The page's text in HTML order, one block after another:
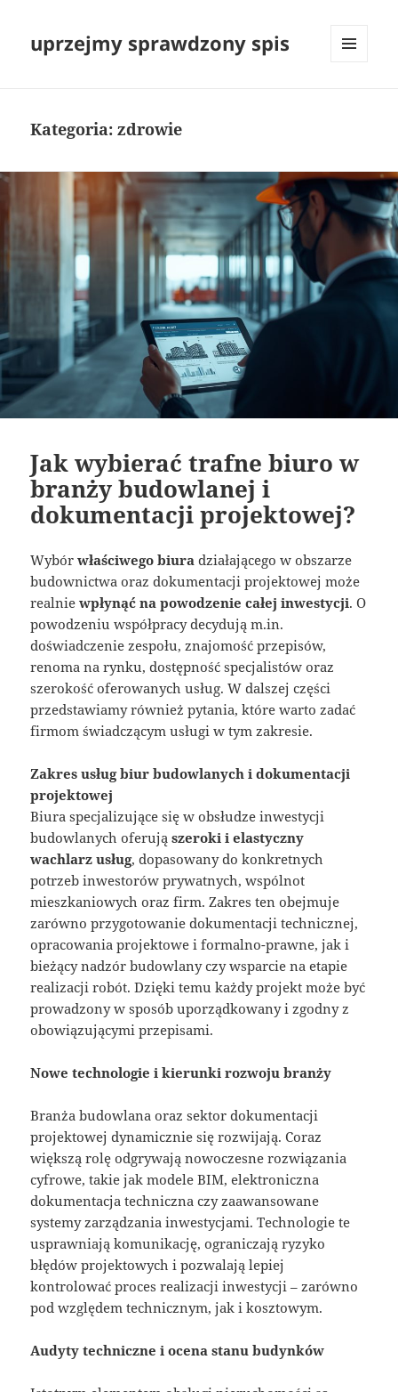
uprzejmy sprawdzony spis
Kategoria:zdrowie
Jak wybierać trafne biuro w
branży budowlanej i
dokumentacji projektowej?
Wybórwłaściwego biura działającego w obszarze
budownictwa oraz dokumentacji projektowej może
realniewpłynąć na powodzenie całej inwestycji. O
powodzeniu współpracy decydują m.in.
doświadczenie zespołu, znajomość przepisów,
renoma na rynku, dostępność specjalistów oraz
szerokość oferowanych usług. W dalszej części
przedstawiamy również pytania, które warto zadać
firmom świadczącym usługi w tym zakresie.
Zakres usług biur budowlanych i dokumentacji
projektowej
Biura specjalizujące się w obsłudze inwestycji
budowlanych oferująszeroki i elastyczny
wachlarz usług, dopasowany do konkretnych
potrzeb inwestorów prywatnych, wspólnot
mieszkaniowych oraz firm. Zakres ten obejmuje
zarówno przygotowanie dokumentacji technicznej,
opracowania projektowe i formalno-prawne, jak i
bieżący nadzór budowlany czy wsparcie na etapie
realizacji robót. Dzięki temu każdy projekt może być
prowadzony w sposób uporządkowany i zgodny z
obowiązującymi przepisami.
Nowe technologie i kierunki rozwoju branży
Branża budowlana oraz sektor dokumentacji
projektowej dynamicznie się rozwijają. Coraz
większą rolę odgrywają nowoczesne rozwiązania
cyfrowe, takie jak modele BIM, elektroniczna
dokumentacja techniczna czy zaawansowane
systemy zarządzania inwestycjami. Technologie te
usprawniają komunikację, ograniczają ryzyko
błędów projektowych i pozwalają lepiej
kontrolować proces realizacji inwestycji – zarówno
pod względem technicznym, jak i kosztowym.
Audyty techniczne i ocena stanu budynków